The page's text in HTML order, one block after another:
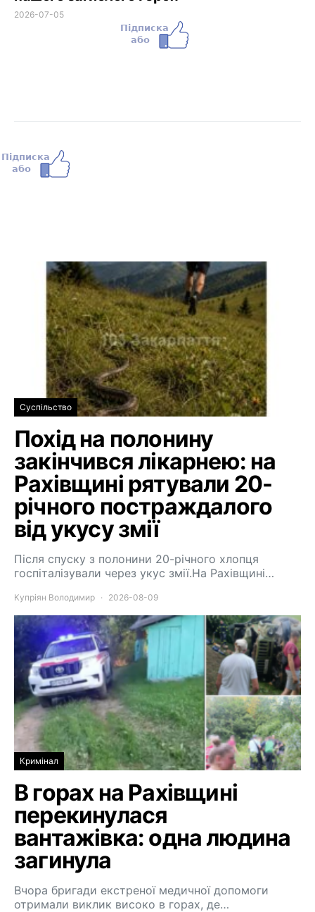
2026-07-05
Суспільство
Похід на полонину
закінчився лікарнею: на
Рахівщині рятували 20-
річного постраждалого
від укусу змії
Після спуску з полонини 20-річного хлопця
госпіталізували через укус змії.На Рахівщині…
Купріян Володимир 2026-08-09
Кримінал
В горах на Рахівщині
перекинулася
вантажівка: одна людина
загинула
Вчора бригади екстреної медичної допомоги
отримали виклик високо в горах, де…